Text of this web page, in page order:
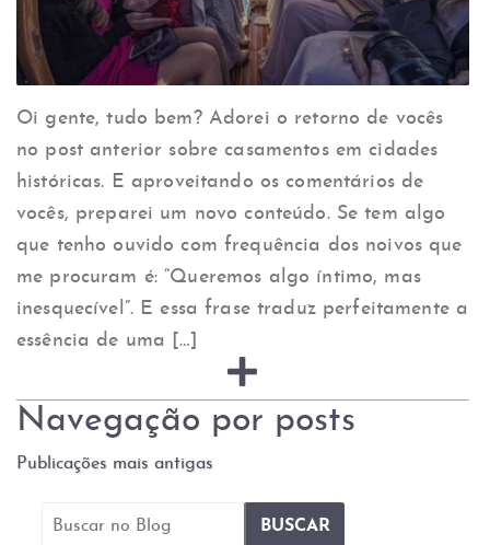
Oi gente, tudo bem? Adorei o retorno de vocês
no post anterior sobre casamentos em cidades
históricas. E aproveitando os comentários de
vocês, preparei um novo conteúdo. Se tem algo
que tenho ouvido com frequência dos noivos que
me procuram é: “Queremos algo íntimo, mas
inesquecível”. E essa frase traduz perfeitamente a
essência de uma […]
Navegação por posts
Publicações mais antigas